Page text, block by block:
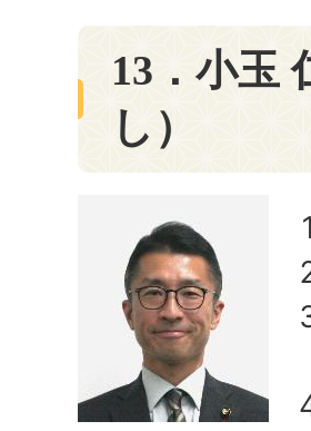
13．小玉
し）